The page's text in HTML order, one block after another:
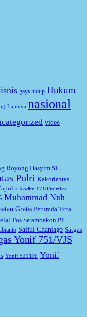
gaya hidup Hukum
Lainnya nasional
video
Royong Hasyim SE
Polri Kakorlantas
Kodim 1710/mimika
Muhammad Nuh
Gratis Perumda Tirta
Pos Serambakon PP
Saiful Chaniago Satgas
Yonif 751/VJS
Yonif 521/DY Yonif